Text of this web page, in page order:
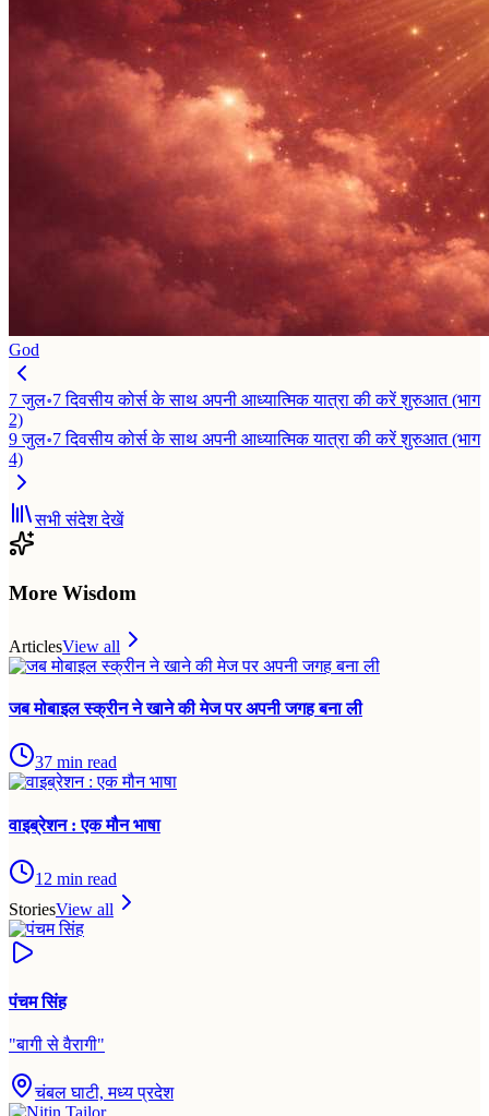
God
7 जुल॰7 दिवसीय कोर्स के साथ अपनी आध्यात्मिक यात्रा की करें शुरुआत (भाग
2)
9 जुल॰7 दिवसीय कोर्स के साथ अपनी आध्यात्मिक यात्रा की करें शुरुआत (भाग
4)
सभी संदेश देखें
More Wisdom
ArticlesView all
जब मोबाइल स्क्रीन ने खाने की मेज पर अपनी जगह बना ली
37 min read
वाइब्रेशन : एक मौन भाषा
12 min read
StoriesView all
पंचम सिंह
"बागी से वैरागी"
चंबल घाटी, मध्य प्रदेश